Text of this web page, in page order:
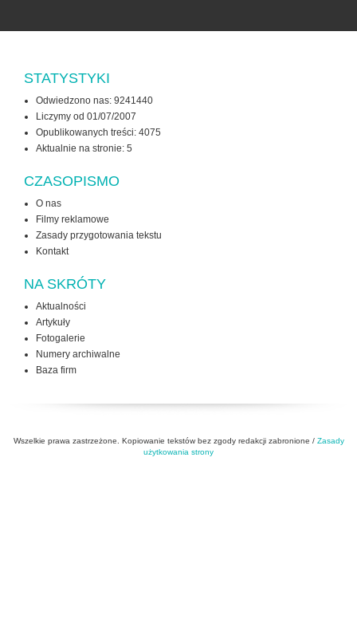
STATYSTYKI
Odwiedzono nas: 9241440
Liczymy od 01/07/2007
Opublikowanych treści: 4075
Aktualnie na stronie: 5
CZASOPISMO
O nas
Filmy reklamowe
Zasady przygotowania tekstu
Kontakt
NA SKRÓTY
Aktualności
Artykuły
Fotogalerie
Numery archiwalne
Baza firm
Wszelkie prawa zastrzeżone. Kopiowanie tekstów bez zgody redakcji zabronione / Zasady
użytkowania strony